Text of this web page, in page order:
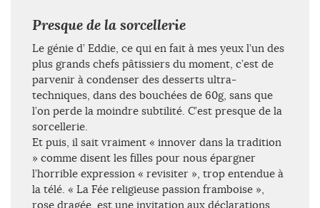
Presque de la sorcellerie
Le génie d’ Eddie, ce qui en fait à mes yeux l’un des
plus grands chefs pâtissiers du moment, c’est de
parvenir à condenser des desserts ultra-
techniques, dans des bouchées de 60g, sans que
l’on perde la moindre subtilité. C’est presque de la
sorcellerie.
Et puis, il sait vraiment « innover dans la tradition
» comme disent les filles pour nous épargner
l’horrible expression « revisiter », trop entendue à
la télé. « La Fée religieuse passion framboise »,
rose dragée, est une invitation aux déclarations